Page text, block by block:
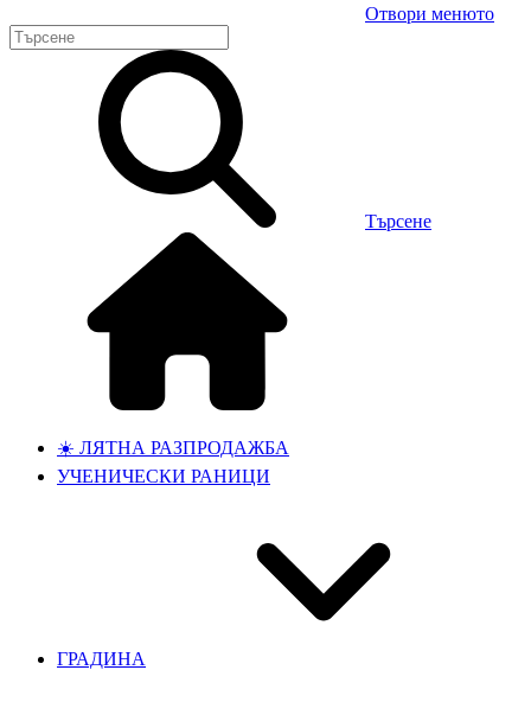
Отвори менюто
Търсене
☀️ ЛЯТНА РАЗПРОДАЖБА
УЧЕНИЧЕСКИ РАНИЦИ
ГРАДИНА